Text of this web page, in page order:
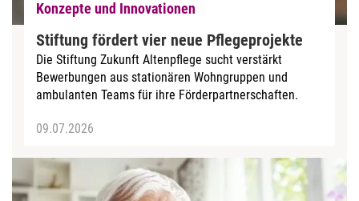
Konzepte und Innovationen
Stiftung fördert vier neue Pflegeprojekte
Die Stiftung Zukunft Altenpflege sucht verstärkt
Bewerbungen aus stationären Wohngruppen und
ambulanten Teams für ihre Förderpartnerschaften.
09.07.2026